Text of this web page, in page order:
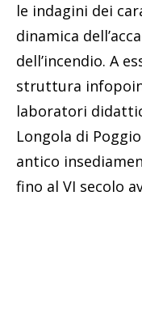
le indagini dei
dinamica
dell’incendio. A
struttura
laboratori
Longola di
antico
fino al VI secolo